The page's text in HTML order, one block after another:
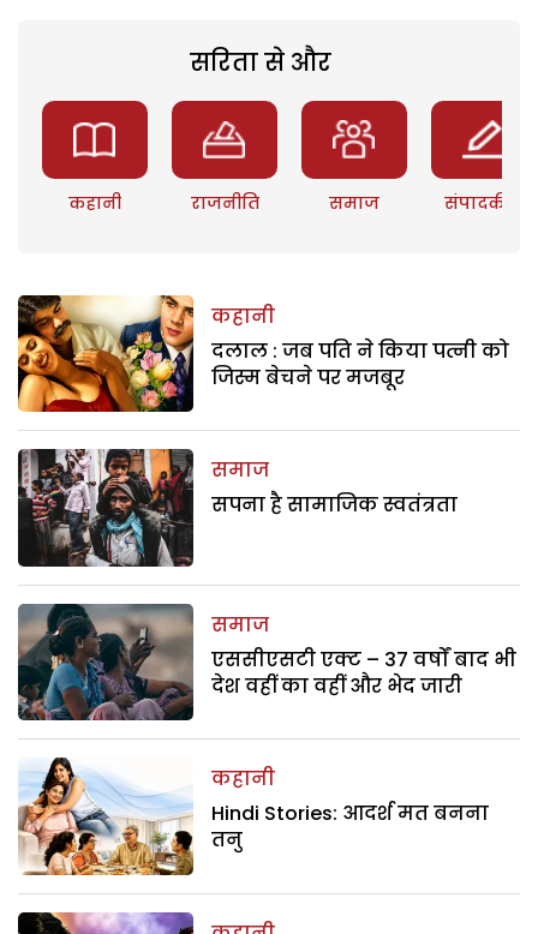
सरिता से और
कहानी राजनीति समाज संपादकीय
कहानी
दलाल : जब पति ने किया पत्नी को
जिस्म बेचने पर मजबूर
समाज
सपना है सामाजिक स्वतंत्रता
समाज
एससीएसटी एक्ट – 37 वर्षों बाद भी
देश वहीं का वहीं और भेद जारी
कहानी
Hindi Stories: आदर्श मत बनना
तनु